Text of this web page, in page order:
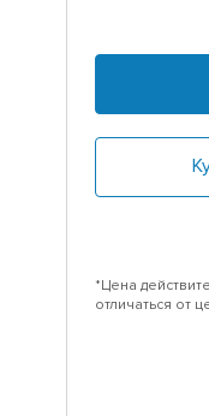
*Цена
отличаться от